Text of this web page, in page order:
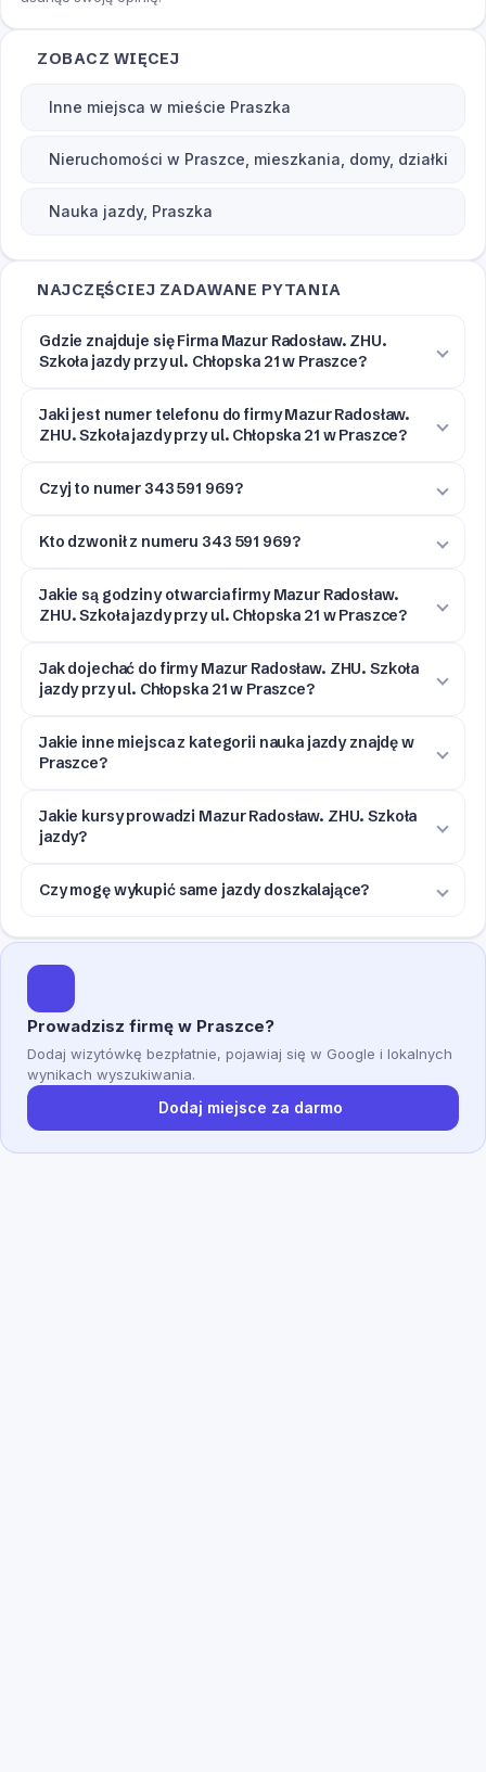
ZOBACZ WIĘCEJ
Inne miejsca w mieście Praszka
Nieruchomości w Praszce, mieszkania, domy, działki
Nauka jazdy, Praszka
NAJCZĘŚCIEJ ZADAWANE PYTANIA
Gdzie znajduje się Firma Mazur Radosław. ZHU.
Szkoła jazdy przy ul. Chłopska 21 w Praszce?
Jaki jest numer telefonu do firmy Mazur Radosław.
ZHU. Szkoła jazdy przy ul. Chłopska 21 w Praszce?
Czyj to numer 343 591 969?
Kto dzwonił z numeru 343 591 969?
Jakie są godziny otwarcia firmy Mazur Radosław.
ZHU. Szkoła jazdy przy ul. Chłopska 21 w Praszce?
Jak dojechać do firmy Mazur Radosław. ZHU. Szkoła
jazdy przy ul. Chłopska 21 w Praszce?
Jakie inne miejsca z kategorii nauka jazdy znajdę w
Praszce?
Jakie kursy prowadzi Mazur Radosław. ZHU. Szkoła
jazdy?
Czy mogę wykupić same jazdy doszkalające?
Prowadzisz firmę w Praszce?
Dodaj wizytówkę bezpłatnie, pojawiaj się w Google i lokalnych
wynikach wyszukiwania.
Dodaj miejsce za darmo